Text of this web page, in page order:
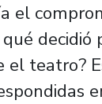
el
decidió
el teatro?